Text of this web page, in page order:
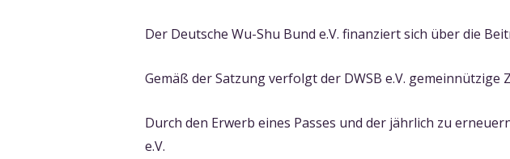
Der Deutsche Wu-Shu Bund e.V. finanziert sich über die
Gemäß der Satzung verfolgt der DWSB e.V. gemeinnützige
Durch den Erwerb eines Passes und der jährlich zu
e.V.